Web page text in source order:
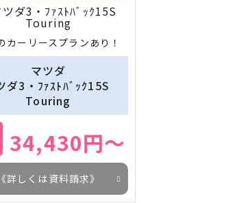
カーリースプランあり！
マツダ
ダ3・ﾌｧｽﾄﾊﾞｯｸ15S
Touring
34,430円～
《詳しくは資料請求》